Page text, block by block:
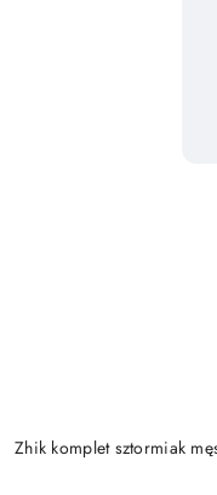
Zhik komplet sztormiak